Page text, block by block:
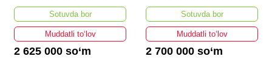
MMA/TIG Lift
Sotuvda bor
Muddatli to‘lov
2 625 000 so‘m
Sotuvda bor
Muddatli to‘lov
2 700 000 so‘m